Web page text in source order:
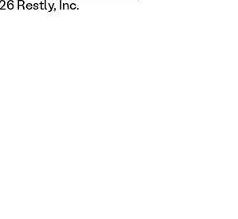
Restly, Inc.